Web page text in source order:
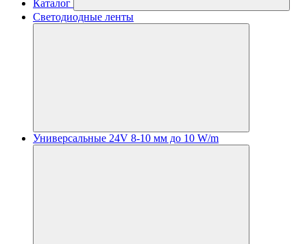
Каталог
Светодиодные ленты
Универсальные 24V 8-10 мм до 10 W/m